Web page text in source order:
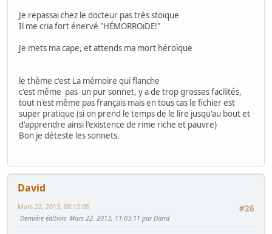
Je repassai chez le docteur pas très stoïque
Il me cria fort énervé "HÉMORROïDE!"
Je mets ma cape, et attends ma mort héroïque
le thème c'est La mémoire qui flanche
c'est même pas un pur sonnet, y a de trop grosses facilités,
tout n'est même pas français mais en tous cas le fichier est
super pratique (si on prend le temps de le lire jusqu'au bout et
d'apprendre ainsi l'existence de rime riche et pauvre)
Bon je déteste les sonnets.
David
#26
Mars 22, 2013, 08:12:05
Dernière édition: Mars 22, 2013, 11:03:11 par Darid